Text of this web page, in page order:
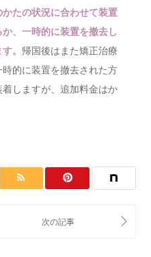
かたの状況に合わせて装置
、一時的に装置を撤去し
。 帰国後はまた矯正治療
的に装置を撤去された方
しますが、追加料金はか